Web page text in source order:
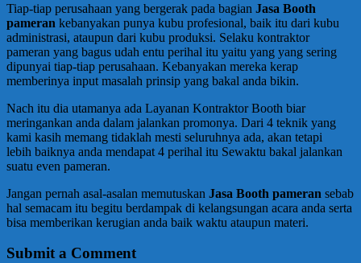
Tiap-tiap perusahaan yang bergerak pada bagian Jasa Booth
pameran kebanyakan punya kubu profesional, baik itu dari kubu
administrasi, ataupun dari kubu produksi. Selaku kontraktor
pameran yang bagus udah entu perihal itu yaitu yang yang sering
dipunyai tiap-tiap perusahaan. Kebanyakan mereka kerap
memberinya input masalah prinsip yang bakal anda bikin.
Nach itu dia utamanya ada Layanan Kontraktor Booth biar
meringankan anda dalam jalankan promonya. Dari 4 teknik yang
kami kasih memang tidaklah mesti seluruhnya ada, akan tetapi
lebih baiknya anda mendapat 4 perihal itu Sewaktu bakal jalankan
suatu even pameran.
Jangan pernah asal-asalan memutuskan Jasa Booth pameran sebab
hal semacam itu begitu berdampak di kelangsungan acara anda serta
bisa memberikan kerugian anda baik waktu ataupun materi.
Submit a Comment